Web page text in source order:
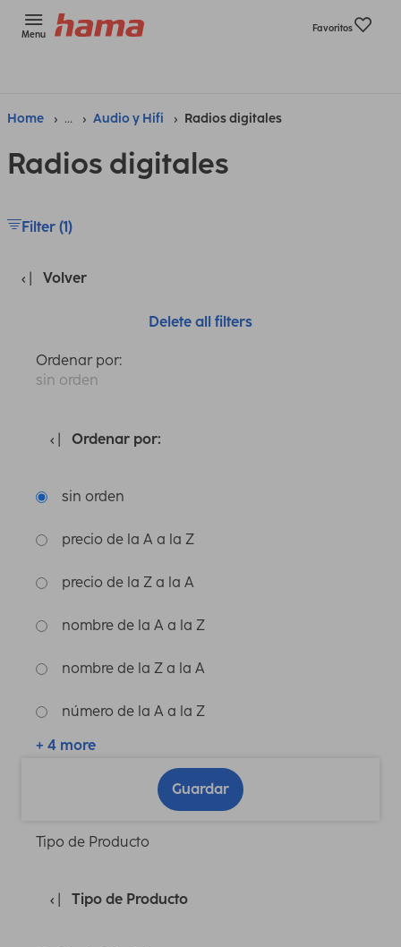
Menu
Favoritos
Home ... Audio y Hifi Radios digitales
Radios digitales
Filter (1)
Volver
Delete all filters
Ordenar por:
sin orden
Ordenar por:
sin orden
precio de la A a la Z
precio de la Z a la A
nombre de la A a la Z
nombre de la Z a la A
número de la A a la Z
+ 4 more
Guardar
Tipo de Producto
Tipo de Producto